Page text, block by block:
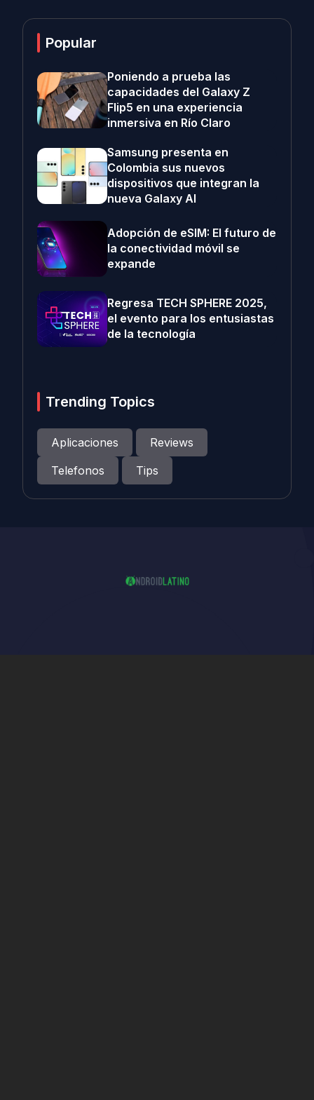
Popular
Poniendo a prueba las
capacidades del Galaxy Z
Flip5 en una experiencia
inmersiva en Río Claro
Samsung presenta en
Colombia sus nuevos
dispositivos que integran la
nueva Galaxy AI
Adopción de eSIM: El futuro de
la conectividad móvil se
expande
Regresa TECH SPHERE 2025,
el evento para los entusiastas
de la tecnología
Trending Topics
Aplicaciones
Reviews
Telefonos
Tips